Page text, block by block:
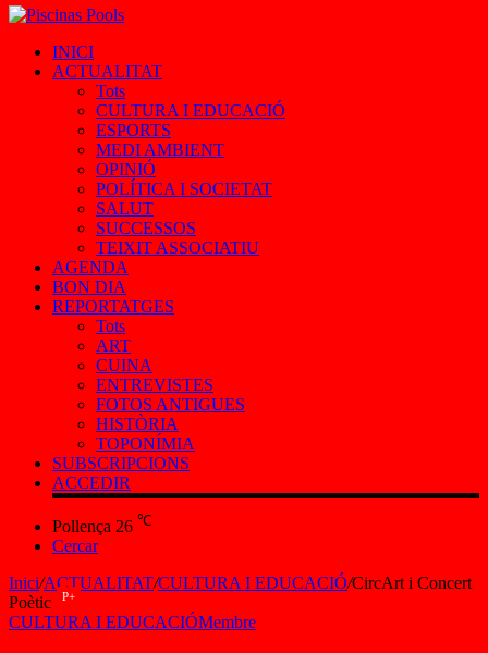
INICI
ACTUALITAT
Tots
CULTURA I EDUCACIÓ
ESPORTS
MEDI AMBIENT
OPINIÓ
POLÍTICA I SOCIETAT
SALUT
SUCCESSOS
TEIXIT ASSOCIATIU
AGENDA
BON DIA
REPORTATGES
Tots
ART
CUINA
ENTREVISTES
FOTOS ANTIGUES
HISTÒRIA
TOPONÍMIA
SUBSCRIPCIONS
ACCEDIR
Pollença 26 ℃
Cercar
Inici/ACTUALITAT/CULTURA I EDUCACIÓ/CircArt i Concert
Poètic
P+
CULTURA I EDUCACIÓMembre